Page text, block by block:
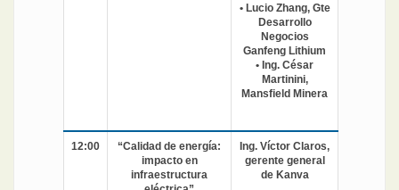
• Lucio Zhang, Gte
Desarrollo
Negocios
Ganfeng Lithium
• Ing. César
Martinini,
Mansfield Minera
12:00
“Calidad de energía:
impacto en
infraestructura
Ing. Víctor Claros,
gerente general
de Kanva